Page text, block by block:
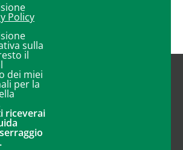
Policy
sulla
il
dei miei
per la
riceverai